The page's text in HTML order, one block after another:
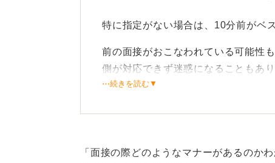
特に指定がない場合は、10分前がベ
前の面接がおこなわれている可能性
側が対応できず迷惑になることもあり
り、お手洗いに行って身だしなみを
⋯続きを読む▼
「面接の際どのようなマナーがあるのか